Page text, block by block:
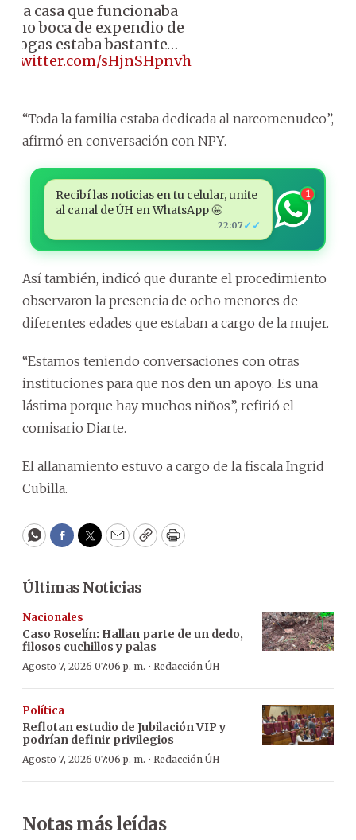
♦️ La casa que funcionaba
boca de expendio de
drogas estaba bastante…
sHjnSHpnvh
“Toda la familia estaba dedicada al narcomenudeo”,
afirmó en conversación con NPY.
Recibí las noticias en tu celular, unite
al canal de ÚH en WhatsApp 🤩
22:07 ✓✓
1
Así también, indicó que durante el procedimiento
observaron la presencia de ocho menores de
diferentes edades que estaban a cargo de la mujer.
“Estamos teniendo conversaciones con otras
instituciones para que nos den un apoyo. Es una
lástima porque hay muchos niños”, refirió el
comisario Diarte.
El allanamiento estuvo a cargo de la fiscala Ingrid
Cubilla.
WhatsApp
Facebook
Twitter
EmailCopyPrint
Últimas Noticias
Nacionales
Caso Roselín: Hallan parte de un dedo,
filosos cuchillos y palas
Agosto 7, 2026 07:06 p. m. · Redacción ÚH
Política
Reflotan estudio de Jubilación VIP y
podrían definir privilegios
Agosto 7, 2026 07:06 p. m. · Redacción ÚH
Notas más leídas